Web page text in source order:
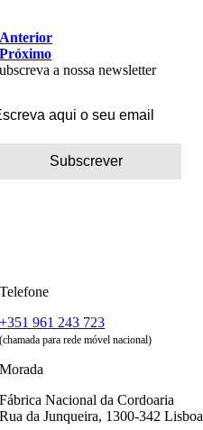
Anterior
Próximo
a nossa newsletter
Telefone
+351 961 243 723
(chamada para rede móvel nacional)
Morada
Fábrica Nacional da Cordoaria
Rua da Junqueira, 1300-342 Lisboa